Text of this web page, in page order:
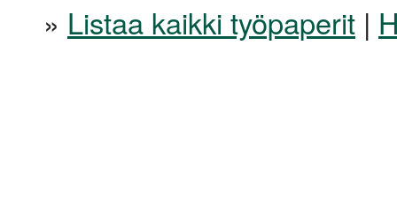
» Listaa kaikki työpaperit |